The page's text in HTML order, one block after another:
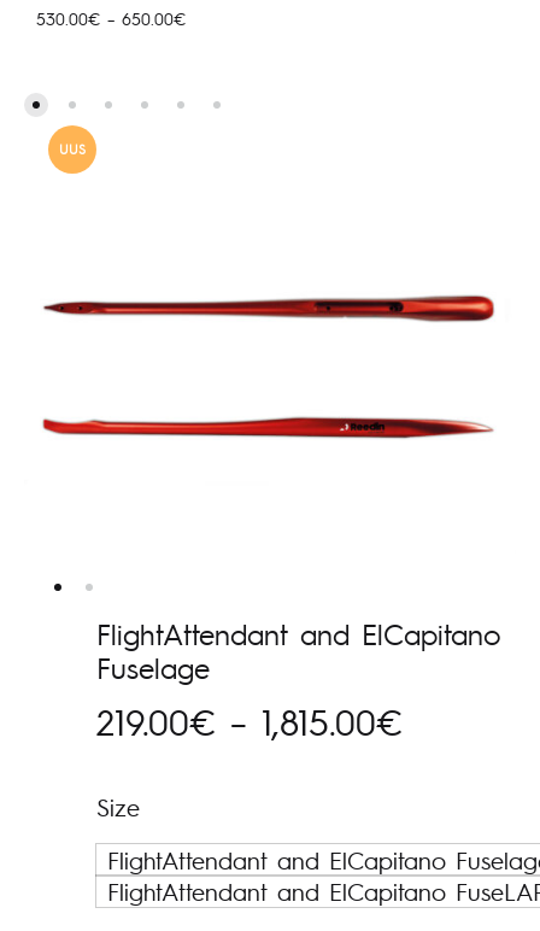
530.00€ – 650.00€Hinnavahemik:
UUS
FlightAttendant and ElCapitano
Fuselage
219.00€ – 1,815.00€
kuni
Size
FlightAttendant and ElCapitano
FlightAttendant and ElCapitano